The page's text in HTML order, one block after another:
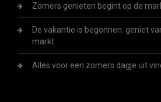
Zomers genieten begint op de
De vakantie is begonnen: geniet
markt
Alles voor een zomers dagje uit